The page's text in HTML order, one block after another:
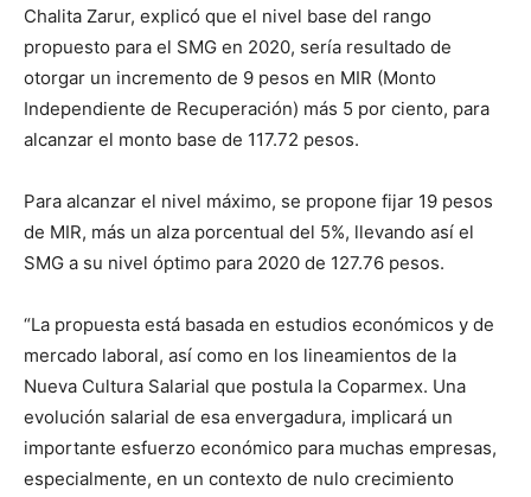
Chalita Zarur, explicó que el nivel base del rango
propuesto para el SMG en 2020, sería resultado de
otorgar un incremento de 9 pesos en MIR (Monto
Independiente de Recuperación) más 5 por ciento, para
alcanzar el monto base de 117.72 pesos.
Para alcanzar el nivel máximo, se propone fijar 19 pesos
de MIR, más un alza porcentual del 5%, llevando así el
SMG a su nivel óptimo para 2020 de 127.76 pesos.
“La propuesta está basada en estudios económicos y de
mercado laboral, así como en los lineamientos de la
Nueva Cultura Salarial que postula la Coparmex. Una
evolución salarial de esa envergadura, implicará un
importante esfuerzo económico para muchas empresas,
especialmente, en un contexto de nulo crecimiento